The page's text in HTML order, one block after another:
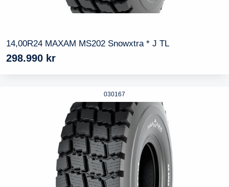
14,00R24 MAXAM MS202 Snowxtra * J TL
298.990 kr
030167